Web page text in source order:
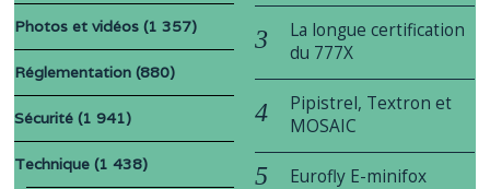
Photos et vidéos (1 357)
Réglementation (880)
Sécurité (1 941)
Technique (1 438)
La longue certification
du 777X
Pipistrel, Textron et
MOSAIC
Eurofly E-minifox